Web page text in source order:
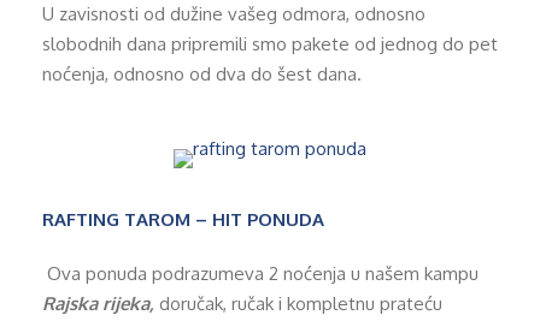
U zavisnosti od dužine vašeg odmora, odnosno
slobodnih dana pripremili smo pakete od jednog do pet
noćenja, odnosno od dva do šest dana.
RAFTING TAROM – HIT PONUDA
Ova ponuda podrazumeva 2 noćenja u našem kampu
Rajska rijeka, doručak, ručak i kompletnu prateću